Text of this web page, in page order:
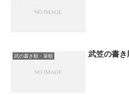
武の書き順・筆順 武笠の書